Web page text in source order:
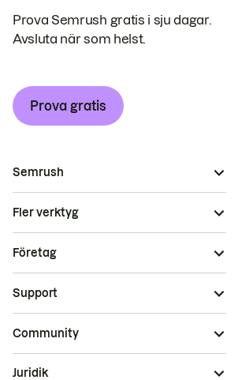
Prova Semrush gratis i sju dagar.
Avsluta när som helst.
Prova gratis
Semrush
Fler verktyg
Företag
Support
Community
Juridik